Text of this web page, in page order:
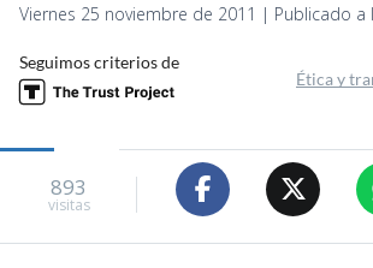
Viernes 25 noviembre de 2011 | Publicado a
Seguimos criterios de
Ética y
893
visitas